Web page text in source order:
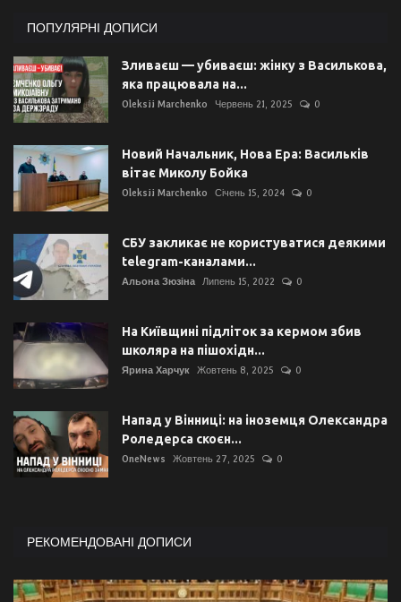
ПОПУЛЯРНІ ДОПИСИ
Зливаєш — убиваєш: жінку з Василькова,
яка працювала на...
Oleksii Marchenko Червень 21, 2025 0
Новий Начальник, Нова Ера: Васильків
вітає Миколу Бойка
Oleksii Marchenko Січень 15, 2024 0
СБУ закликає не користуватися деякими
telegram-каналами...
Альона Зюзіна Липень 15, 2022 0
На Київщині підліток за кермом збив
школяра на пішохідн...
Ярина Харчук Жовтень 8, 2025 0
Напад у Вінниці: на іноземця Олександра
Роледерса скоєн...
OneNews Жовтень 27, 2025 0
РЕКОМЕНДОВАНІ ДОПИСИ